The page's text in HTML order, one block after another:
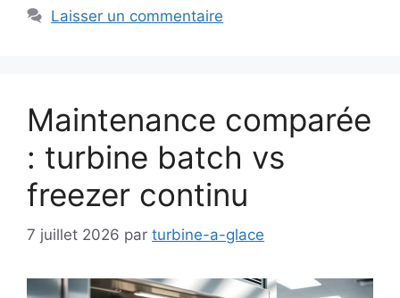
Laisser un commentaire
Maintenance comparée
: turbine batch vs
freezer continu
7 juillet 2026 par turbine-a-glace